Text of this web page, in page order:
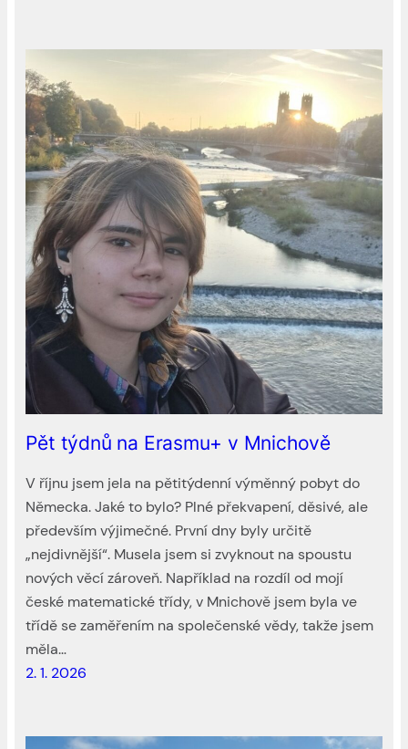
Pět týdnů na Erasmu+ v Mnichově
V říjnu jsem jela na pětitýdenní výměnný pobyt do
Německa. Jaké to bylo? Plné překvapení, děsivé, ale
především výjimečné. První dny byly určitě
„nejdivnější“. Musela jsem si zvyknout na spoustu
nových věcí zároveň. Například na rozdíl od mojí
české matematické třídy, v Mnichově jsem byla ve
třídě se zaměřením na společenské vědy, takže jsem
měla…
2. 1. 2026